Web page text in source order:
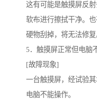
这有可能是触摸屏反
软布进行擦拭干净。
硬物刮掉，将无法修复
5．触摸屏正常但电脑
[故障现象]
一台触摸屏，经试验
电脑不能操作。